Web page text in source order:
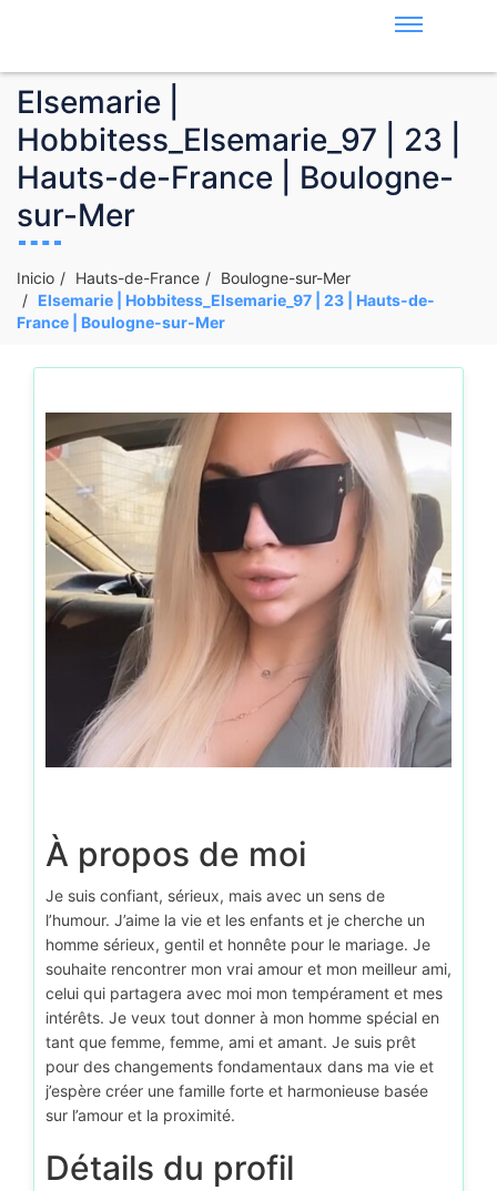
Elsemarie |
Hobbitess_Elsemarie_97 | 23 |
Hauts-de-France | Boulogne-
sur-Mer
Inicio Hauts-de-France
Boulogne-sur-Mer
Elsemarie | Hobbitess_Elsemarie_97 | 23 | Hauts-de-
France | Boulogne-sur-Mer
À propos de moi
Je suis confiant, sérieux, mais avec un sens de
l’humour. J’aime la vie et les enfants et je cherche un
homme sérieux, gentil et honnête pour le mariage. Je
souhaite rencontrer mon vrai amour et mon meilleur ami,
celui qui partagera avec moi mon tempérament et mes
intérêts. Je veux tout donner à mon homme spécial en
tant que femme, femme, ami et amant. Je suis prêt
pour des changements fondamentaux dans ma vie et
j’espère créer une famille forte et harmonieuse basée
sur l’amour et la proximité.
Détails du profil